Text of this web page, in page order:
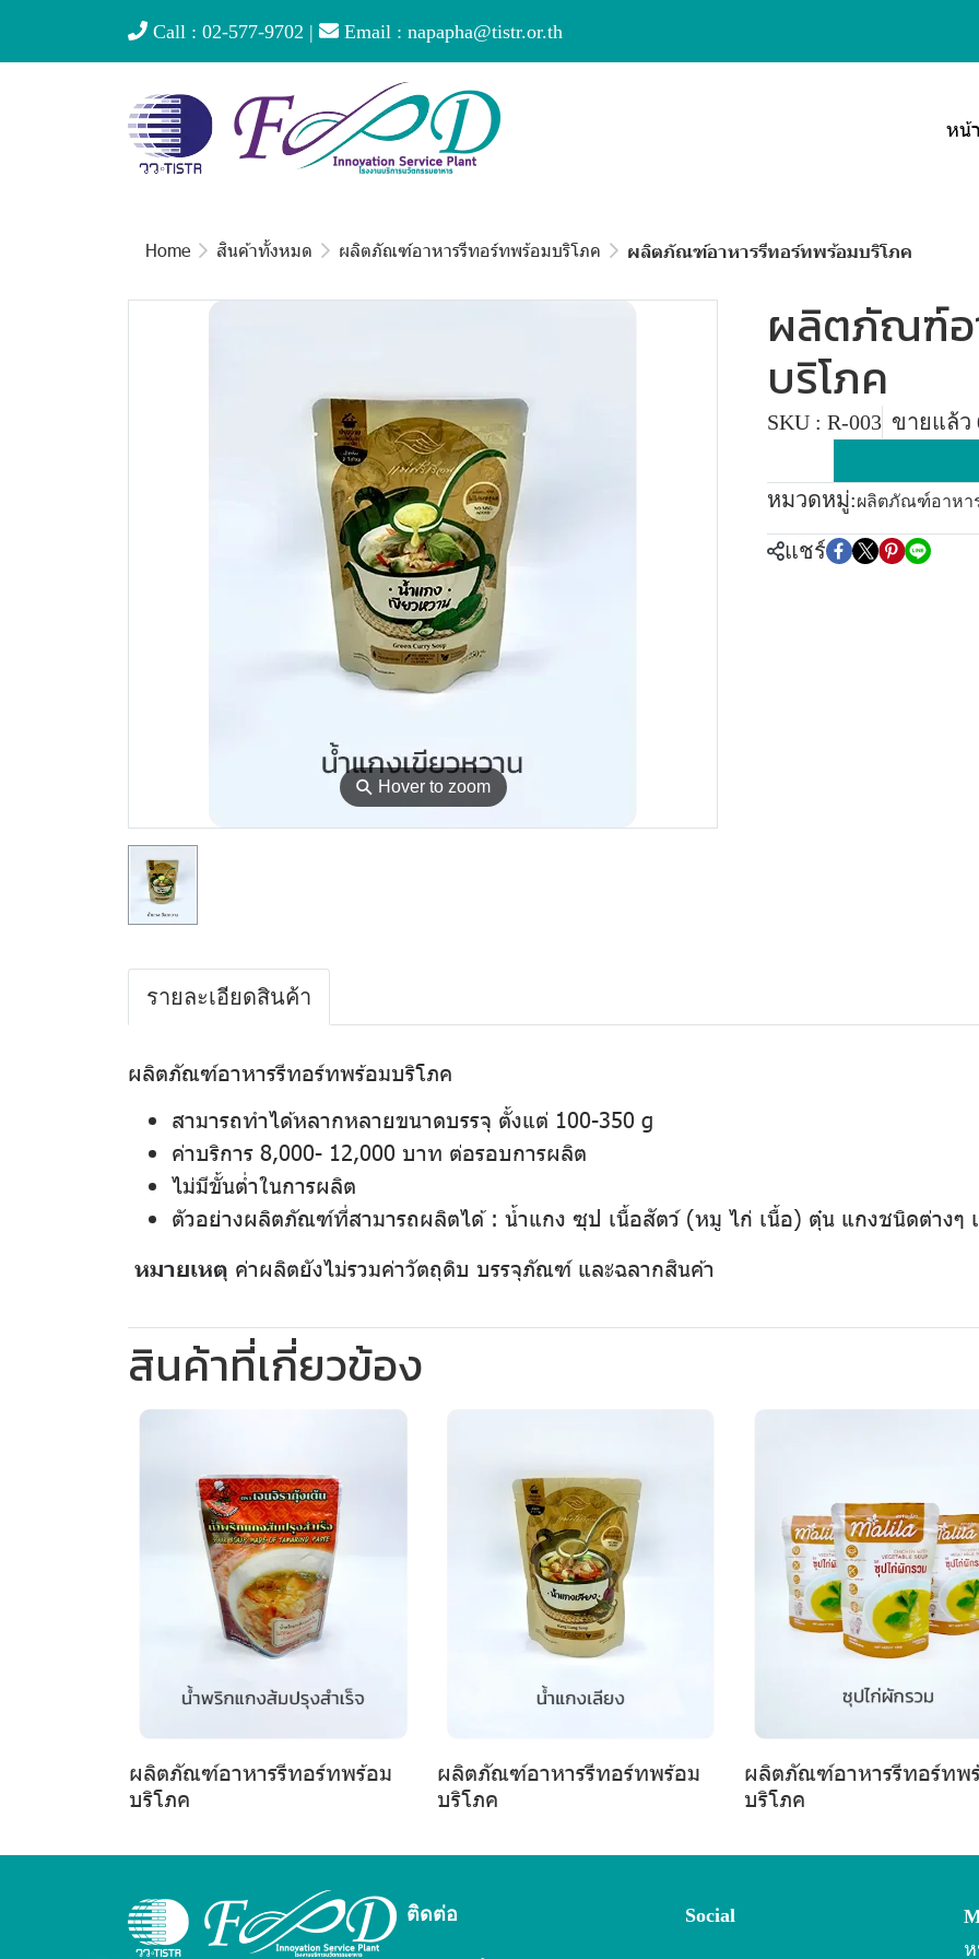
Call : 02-577-9702 | Email : napapha@tistr.or.th
หน้
Home สินค้าทั้งหมด ผลิตภัณฑ์อาหารรีทอร์ทพร้อมบริโภค ผลิตภัณฑ์อาหารรีทอร์ทพร้อมบริโภค
⚲ Hover to zoom
ผลิตภัณฑ์อ
บริโภค
SKU : R-003 ขายแล้ว
หมวดหมู่:ผลิตภัณฑ์อาหา
แชร์
รายละเอียดสินค้า
ผลิตภัณฑ์อาหารรีทอร์ทพร้อมบริโภค
สามารถทำได้หลากหลายขนาดบรรจุ ตั้งแต่ 100-350 g
ค่าบริการ 8,000- 12,000 บาท ต่อรอบการผลิต
ไม่มีขั้นต่ำในการผลิต
ตัวอย่างผลิตภัณฑ์ที่สามารถผลิตได้ : น้ำแกง ซุป เนื้อสัตว์ (หมู ไก่ เนื้อ) ตุ๋น แกงชนิดต่างๆ
หมายเหตุ ค่าผลิตยังไม่รวมค่าวัตถุดิบ บรรจุภัณฑ์ และฉลากสินค้า
สินค้าที่เกี่ยวข้อง
ผลิตภัณฑ์อาหารรีทอร์ทพร้อม
บริโภค
ผลิตภัณฑ์อาหารรีทอร์ทพร้อม
บริโภค
ผลิตภัณฑ์อาหารรีทอร์ทพ
บริโภค
ติดต่อ Social